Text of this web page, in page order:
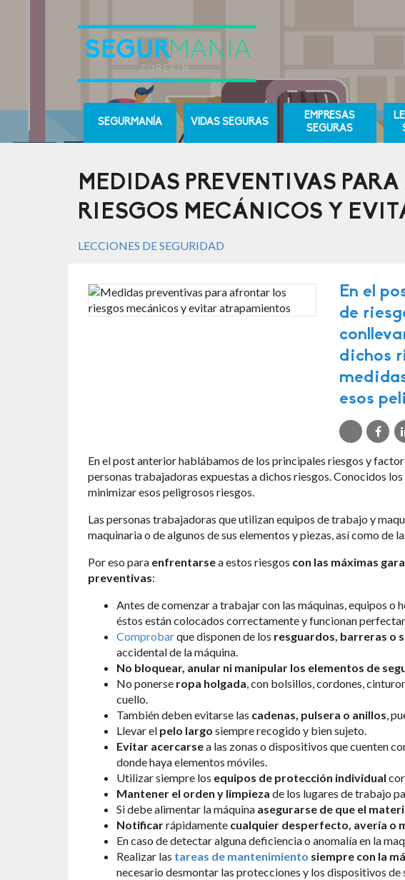
SEGURMANÍA VIDAS SEGURAS
EMPRESAS
SEGURAS
MEDIDAS PREVENTIVAS
RIESGOS MECÁNICOS Y
LECCIONES DE SEGURIDAD
En el
de
dichos
esos
En el post anterior hablábamos de los principales riesgos y
personas trabajadoras expuestas a dichos riesgos. Conocidos
minimizar esos peligrosos riesgos.
Las personas trabajadoras que utilizan equipos de trabajo y
maquinaria o de algunos de sus elementos y piezas, así como de
Por eso para enfrentarsea estos riesgos con las máximas
preventivas:
Antes de comenzar a trabajar con las máquinas, equipos o
éstos están colocados correctamente y funcionan
Comprobarque disponen de los resguardos, barreras o
accidental de la máquina.
No bloquear, anular ni manipular los elementos de
No ponerse ropa holgada, con bolsillos, cordones,
cuello.
También deben evitarse las cadenas, pulsera o anillos,
Llevar el pelo largo siempre recogido y bien sujeto.
Evitar acercarsea las zonas o dispositivos que cuenten
donde haya elementos móviles.
Utilizar siempre los equipos de protección individual
Mantener el orden y limpieza de los lugares de trabajo
Si debe alimentar la máquina asegurarse de que el
Notificarrápidamente cualquier desperfecto, avería o
En caso de detectar alguna deficiencia o anomalía en la
Realizar las tareas de mantenimiento siempre con la
necesario desmontar las protecciones y los dispositivos